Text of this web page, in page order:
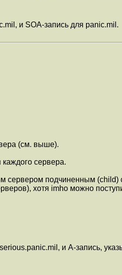
и SOА-запись для panic.mil.
(см. выше).
сервера.
подчиненным (child)
хотя imho можно
и A-запись,